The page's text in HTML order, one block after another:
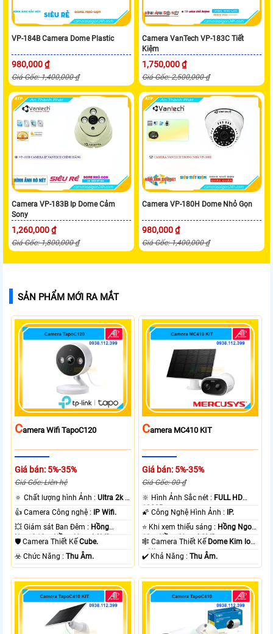
VP-184B Camera Dome Plastic
980,000 ₫
Giá Gốc: 1,400,000 ₫
Camera VanTech VP-183C Tiết
Kiệm
1,750,000 ₫
Giá Gốc: 2,500,000 ₫
Camera VP-183B Ip Dome Cảm
Sony
1,260,000 ₫
Giá Gốc: 1,800,000 ₫
Camera VP-180H Dome Nhỏ Gọn
980,000 ₫
Giá Gốc: 1,400,000 ₫
SẢN PHẨM MỚI RA MẮT
CAmera Wifi TapoC120
Giá bán: 5%-35%
Giá Gốc: Liên hệ
🔅 Chất lượng hình Ảnh :Ultra 2k +
.
👍 Camera Công nghệ : IP Wifi.
💥 Giám sát Ban Đêm : Hồng
Ngoại 10m Hồng Ngoại SMD.
🛡 Camera Thiết KếCube.
️☣️ Chức Năng :Thu Âm.
CAmera MC410 KIT
Giá bán: 5%-35%
Giá Gốc: 00 ₫
🔆 Hình Ảnh Sắc nét : FULL HD
1080P .
🌠 Công Nghệ Hình Ảnh : IP.
⭐ Khi xem thiếu sáng : Hồng Ngoại
10m Hồng Ngoại SMD.
🕸️ Camera Thiết Kế Dome Kim loại
+ Nhựa.
️✔️ Khả Năng :Thu Âm.